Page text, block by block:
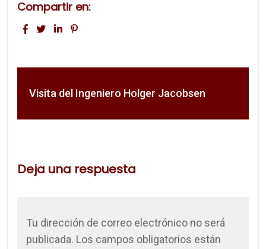
Compartir en:
Visita del Ingeniero Holger Jacobsen
Deja una respuesta
Tu dirección de correo electrónico no será
publicada. Los campos obligatorios están